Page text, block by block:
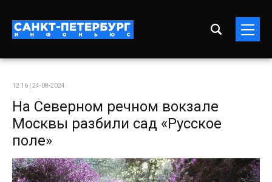
12:16 | 24-08-2024
На Северном речном вокзале
Москвы разбили сад «Русское
поле»